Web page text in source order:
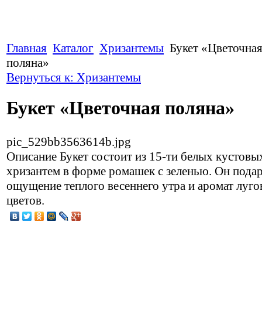
Главная Каталог Хризантемы Букет «Цветочная
поляна»
Вернуться к: Хризантемы
Букет «Цветочная поляна»
pic_529bb3563614b.jpg
Описание Букет состоит из 15-ти белых
хризантем в форме ромашек с зеленью. Он
ощущение теплого весеннего утра и аромат
цветов.